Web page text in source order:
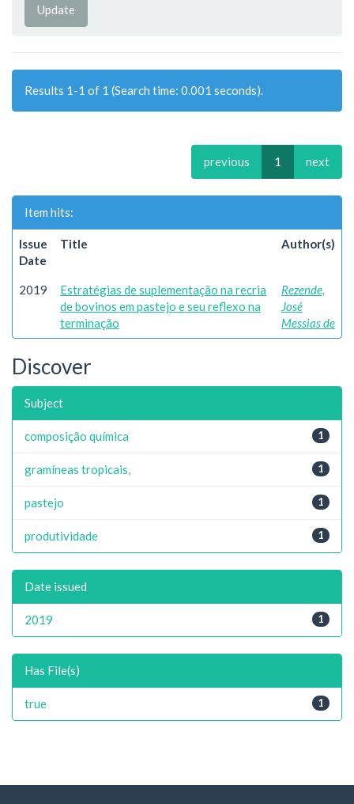
Results 1-1 of 1 (Search time: 0.001 seconds).
previous 1 next
Item hits:
Issue
Date
Title Author(s)
2019
Estratégias de suplementação na recria
de bovinos em pastejo e seu reflexo na
terminação
Rezende,
José
Messias de
Discover
Subject
1
composição química
1
gramíneas tropicais,
1
pastejo
1
produtividade
Date issued
1
2019
Has File(s)
1
true